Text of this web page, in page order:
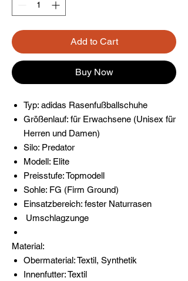
Add to Cart
Buy Now
Typ: adidas Rasenfußballschuhe
Größenlauf: für Erwachsene (Unisex für
Herren und Damen)
Silo: Predator
Modell: Elite
Preisstufe: Topmodell
Sohle: FG (Firm Ground)
Einsatzbereich: fester Naturrasen
Umschlagzunge
Material:
Obermaterial: Textil, Synthetik
Innenfutter: Textil